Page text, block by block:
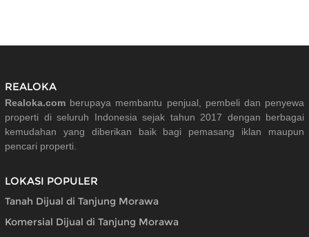
REALOKA
Realoka.com berupaya membantu penjual, pembeli dan penyewa
properti di seluruh Indonesia sejak tahun 2017 dengan berbagai
kemudahan yang diberikan baik bagi pemasang iklan maupun
pencari properti.
LOKASI POPULER
Tanah Dijual di Tanjung Morawa
Komersial Dijual di Tanjung Morawa